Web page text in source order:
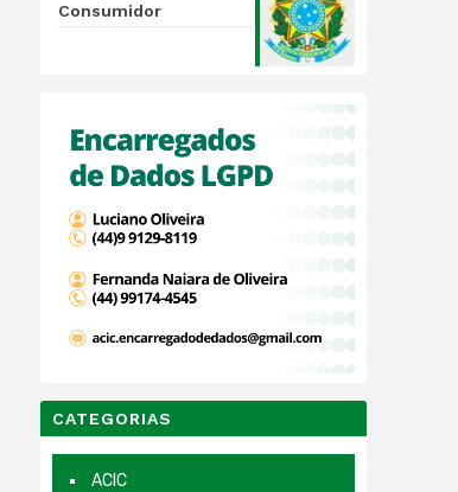
Consumidor
CATEGORIAS
ACIC